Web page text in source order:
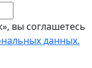
вы соглашетесь
данных.